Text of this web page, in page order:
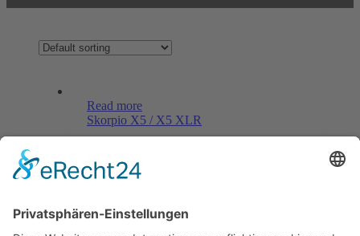
Read more
Skorpio X5 / X5 XLR
Menü